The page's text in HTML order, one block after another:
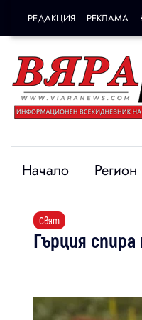
РЕДАКЦИЯ РЕКЛАМА
Начало Регион
Свят
Гърция